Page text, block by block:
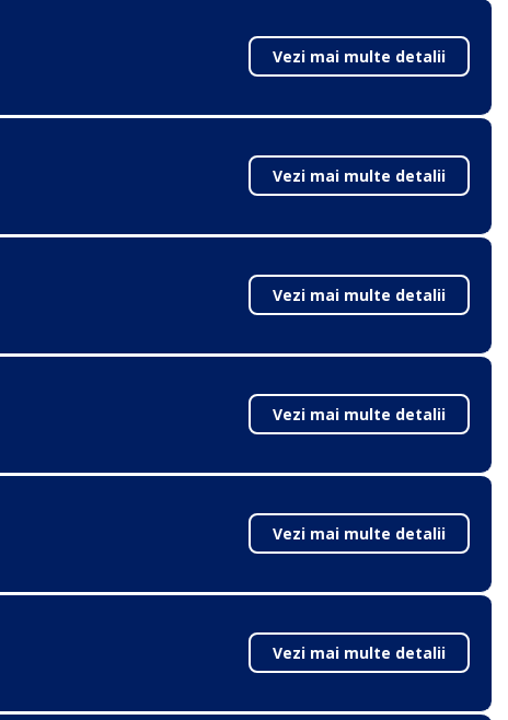
Vezi mai multe detalii
Vezi mai multe detalii
Vezi mai multe detalii
Vezi mai multe detalii
Vezi mai multe detalii
Vezi mai multe detalii